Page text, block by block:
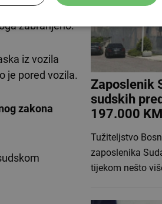
Optuženi
zabranjeno.
iz vozila
je pored vozila.
zakona
Zaposlenik
sudskih
197.000 KM
Tužiteljstvo
zaposlenika
tijekom nešto